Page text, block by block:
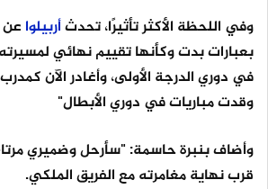
وفي اللحظة الأكثر تأثيرًا، تحدثأربيلوا عن
بعبارات بدت وكأنها تقييم نهائي
في دوري الدرجة الأولى، وأغادر الآن
وقدت مباريات في دوري الأبطال"
وأضاف بنبرة حاسمة: "سأرحل وضميري
قرب نهاية مغامرته مع الفريق الملكي.